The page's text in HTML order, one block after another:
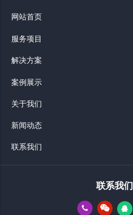
网站首页
服务项目
解决方案
案例展示
关于我们
新闻动态
联系我们
联系我们